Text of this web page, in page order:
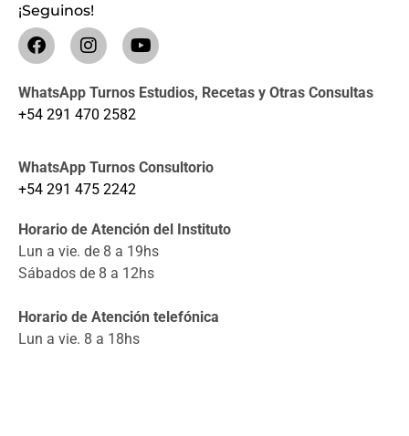
¡Seguinos!
WhatsApp Turnos Estudios, Recetas y Otras Consultas
+54 291 470 2582
WhatsApp Turnos Consultorio
+54 291 475 2242
Horario de Atención del Instituto
Lun a vie. de 8 a 19hs
Sábados de 8 a 12hs
Horario de Atención telefónica
Lun a vie. 8 a 18hs